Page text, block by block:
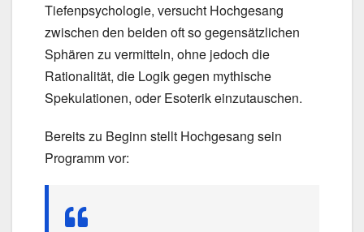
Tiefenpsychologie, versucht Hochgesang
zwischen den beiden oft so gegensätzlichen
Sphären zu vermitteln, ohne jedoch die
Rationalität, die Logik gegen mythische
Spekulationen, oder Esoterik einzutauschen.
Bereits zu Beginn stellt Hochgesang sein
Programm vor: